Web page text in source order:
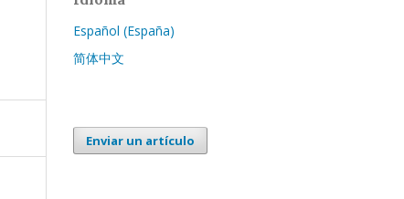
Español (España)
简体中文
Enviar un artículo